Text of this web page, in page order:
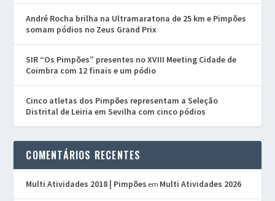
André Rocha brilha na Ultramaratona de 25 km e Pimpões
somam pódios no Zeus Grand Prix
SIR “Os Pimpões” presentes no XVIII Meeting Cidade de
Coimbra com 12 finais e um pódio
Cinco atletas dos Pimpões representam a Seleção
Distrital de Leiria em Sevilha com cinco pódios
COMENTÁRIOS RECENTES
Multi Atividades 2018 | Pimpões em Multi Atividades 2026